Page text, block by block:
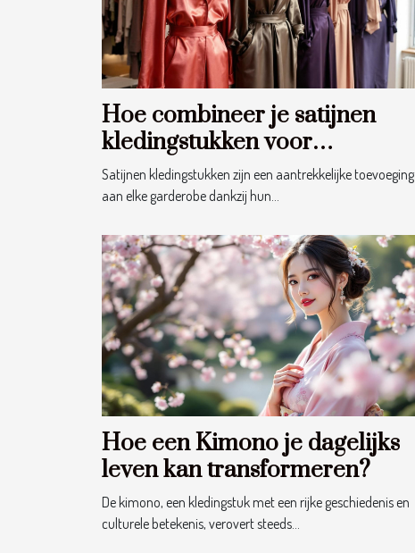
Hoe combineer je satijnen
kledingstukken voor
verschillende gelegenheden?
Satijnen kledingstukken zijn een aantrekkelijke toevoeging
aan elke garderobe dankzij hun...
Hoe een Kimono je dagelijks
leven kan transformeren?
De kimono, een kledingstuk met een rijke geschiedenis en
culturele betekenis, verovert steeds...